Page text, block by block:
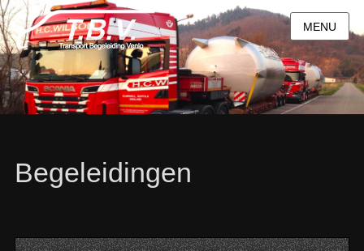
MENU
Begeleidingen